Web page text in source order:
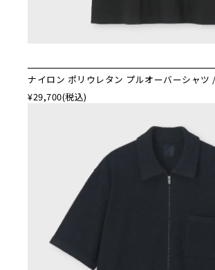
ナイロン ポリウレタン プルオーバーシャツ
¥29,700(税込)